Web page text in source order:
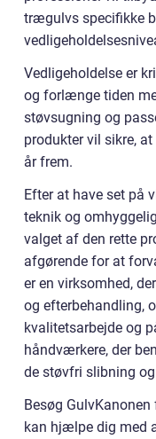
trægulvs specifikke
Vedligeholdelse er
og forlænge tiden
støvsugning og
produkter vil sikre,
år frem.
Efter at have set på
teknik og
valget af den rette
afgørende for at
er en virksomhed,
og efterbehandling,
kvalitetsarbejde og
håndværkere, der
de støvfri slibning
Besøg
kan hjælpe dig med